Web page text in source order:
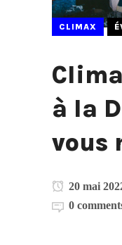
CLIMAX
à la
vous
20 mai
0